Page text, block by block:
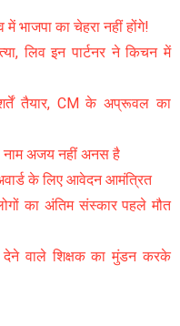
भाजपा का चेहरा नहीं होंगे!
लिव इन पार्टनर ने किचन में
तैयार, CM के अप्रूवल का
नाम अजय नहीं अनस है
के लिए आवेदन आमंत्रित
का अंतिम संस्कार पहले मौत
देने वाले शिक्षक का मुंडन करके